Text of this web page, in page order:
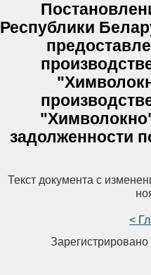
Республики
задолженности
Текст документа с
<